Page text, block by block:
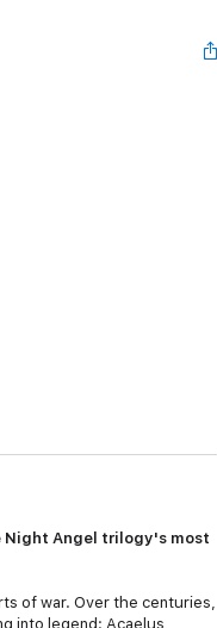
Angel trilogy's most
of war. Over the centuries,
into legend: Acaelus